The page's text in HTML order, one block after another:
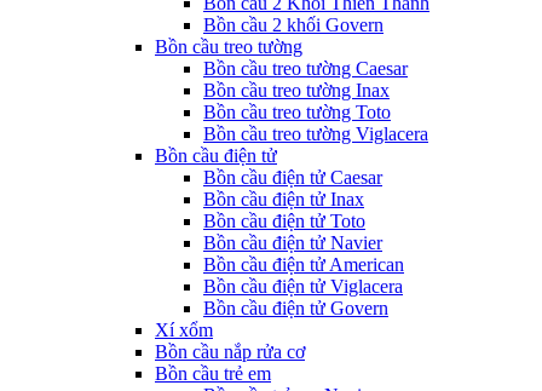
Bồn cầu 2 khối Govern
Bồn cầu treo tường
Bồn cầu treo tường Caesar
Bồn cầu treo tường Inax
Bồn cầu treo tường Toto
Bồn cầu treo tường Viglacera
Bồn cầu điện tử
Bồn cầu điện tử Caesar
Bồn cầu điện tử Inax
Bồn cầu điện tử Toto
Bồn cầu điện tử Navier
Bồn cầu điện tử American
Bồn cầu điện tử Viglacera
Bồn cầu điện tử Govern
Xí xổm
Bồn cầu nắp rửa cơ
Bồn cầu trẻ em